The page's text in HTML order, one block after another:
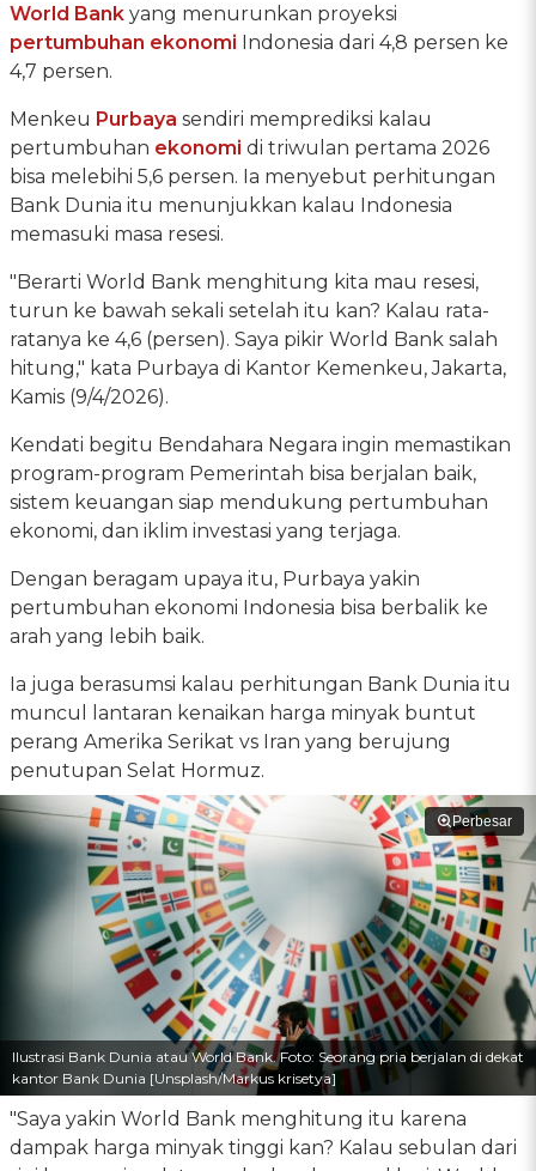
World Bank yang menurunkan proyeksi
pertumbuhan ekonomi Indonesia dari 4,8 persen ke
4,7 persen.
Menkeu Purbaya sendiri memprediksi kalau
pertumbuhan ekonomi di triwulan pertama 2026
bisa melebihi 5,6 persen. Ia menyebut perhitungan
Bank Dunia itu menunjukkan kalau Indonesia
memasuki masa resesi.
"Berarti World Bank menghitung kita mau resesi,
turun ke bawah sekali setelah itu kan? Kalau rata-
ratanya ke 4,6 (persen). Saya pikir World Bank salah
hitung," kata Purbaya di Kantor Kemenkeu, Jakarta,
Kamis (9/4/2026).
Kendati begitu Bendahara Negara ingin memastikan
program-program Pemerintah bisa berjalan baik,
sistem keuangan siap mendukung pertumbuhan
ekonomi, dan iklim investasi yang terjaga.
Dengan beragam upaya itu, Purbaya yakin
pertumbuhan ekonomi Indonesia bisa berbalik ke
arah yang lebih baik.
Ia juga berasumsi kalau perhitungan Bank Dunia itu
muncul lantaran kenaikan harga minyak buntut
perang Amerika Serikat vs Iran yang berujung
penutupan Selat Hormuz.
Perbesar
Ilustrasi Bank Dunia atau World Bank. Foto: Seorang pria berjalan di dekat
kantor Bank Dunia [Unsplash/Markus krisetya]
"Saya yakin World Bank menghitung itu karena
dampak harga minyak tinggi kan? Kalau sebulan dari